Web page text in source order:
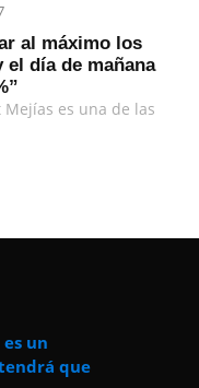
al máximo los
el día de mañana
Mejías es una de las
un
que